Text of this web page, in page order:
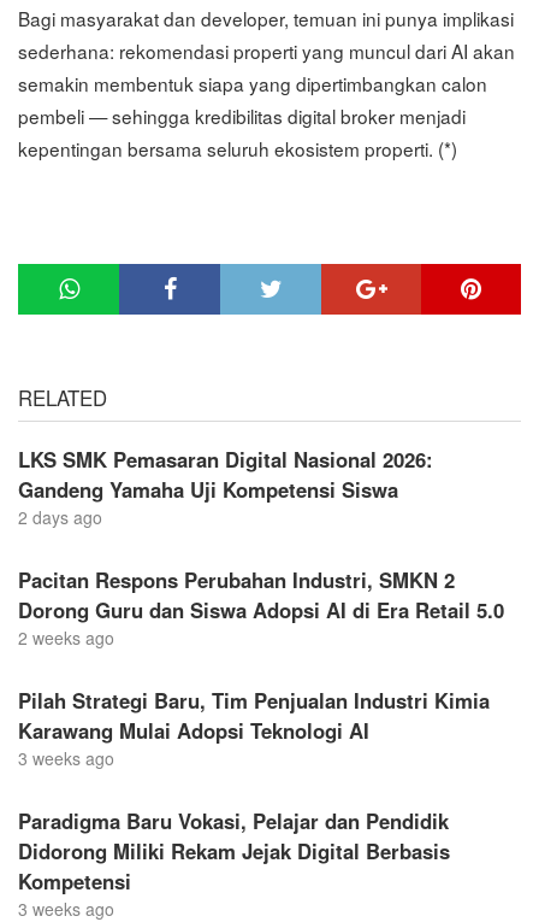
Bagi masyarakat dan developer, temuan ini punya implikasi
sederhana: rekomendasi properti yang muncul dari AI akan
semakin membentuk siapa yang dipertimbangkan calon
pembeli — sehingga kredibilitas digital broker menjadi
kepentingan bersama seluruh ekosistem properti. (*)
RELATED
LKS SMK Pemasaran Digital Nasional 2026:
Gandeng Yamaha Uji Kompetensi Siswa
2 days ago
Pacitan Respons Perubahan Industri, SMKN 2
Dorong Guru dan Siswa Adopsi AI di Era Retail 5.0
2 weeks ago
Pilah Strategi Baru, Tim Penjualan Industri Kimia
Karawang Mulai Adopsi Teknologi AI
3 weeks ago
Paradigma Baru Vokasi, Pelajar dan Pendidik
Didorong Miliki Rekam Jejak Digital Berbasis
Kompetensi
3 weeks ago